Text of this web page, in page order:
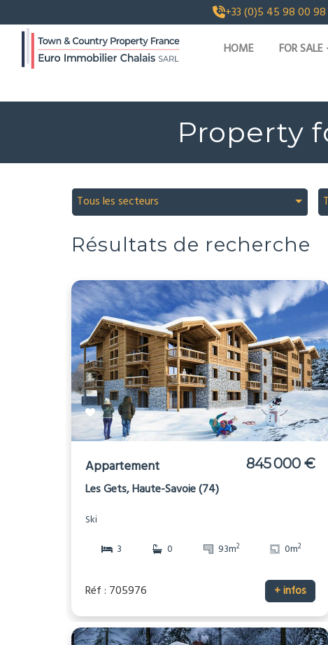
+33 (0)5 45 98 00 98
HOME FOR SALE
Property
Tous les secteurs
Résultats de recherche
Appartement 845 000 €
Les Gets, Haute-Savoie (74)
Ski
3
0 93m2 0m2
Réf : 705976 + infos